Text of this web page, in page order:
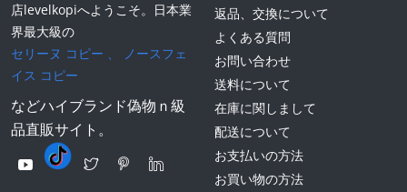
店levelkopiへようこそ。日本業
界最大級の
セリーヌ コピー 、
ノースフェ
イス コピー
などハイブランド偽物ｎ級
品直販サイト。
返品、交換について
よくある質問
お問い合わせ
送料について
在庫に関しまして
配送について
お支払いの方法
お買い物の方法